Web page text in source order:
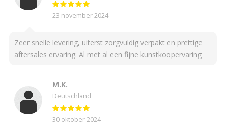
23 november 2024
Zeer snelle levering, uiterst zorgvuldig verpakt en prettige
aftersales ervaring. Al met al een fijne kunstkoopervaring
M.K.
Deutschland
30 oktober 2024